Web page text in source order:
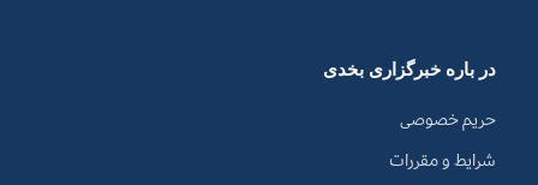
در باره خبرگزاری بخدی
حریم خصوصی
شرایط و مقررات